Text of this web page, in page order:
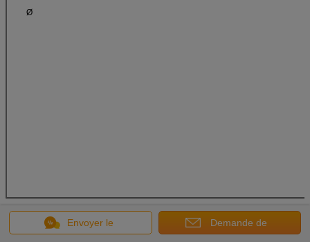
Ø
Envoyer le Demande de